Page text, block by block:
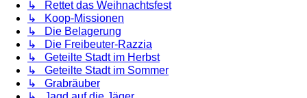
↳ Rettet das Weihnachtsfest
↳ Koop-Missionen
↳ Die Belagerung
↳ Die Freibeuter-Razzia
↳ Geteilte Stadt im Herbst
↳ Geteilte Stadt im Sommer
↳ Grabräuber